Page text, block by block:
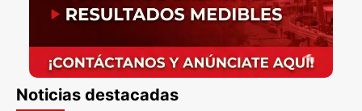
Noticias destacadas